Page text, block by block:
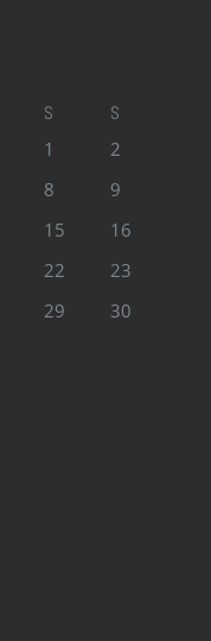
S S
1
2
8
9
15
16
22
23
29
30